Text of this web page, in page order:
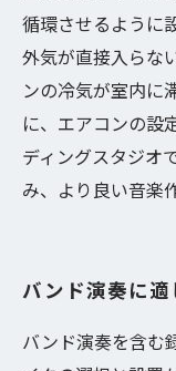
循環させるように
外気が直接入らな
ンの冷気が室内に
に、エアコンの設
ディングスタジオ
み、より良い音楽
バンド演奏に
バンド演奏を含む